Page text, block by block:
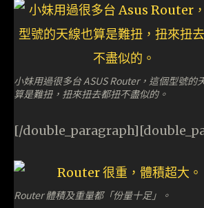
小妹用過很多台 ASUS Router，這個型號的
算是難扭，扭來扭去都扭不盡似的。
[/
Router 體積及重量都「份量十足」。